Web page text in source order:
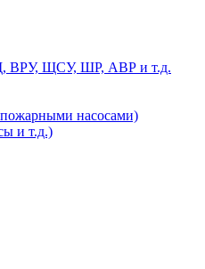
ВРУ, ЩСУ, ШР, АВР и т.д.
насосами)
и т.д.)